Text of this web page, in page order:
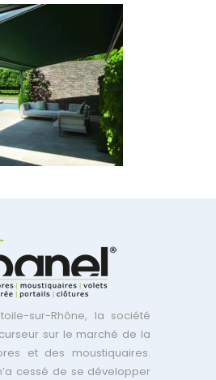
sur-Rhône, la société
sur le marché de la
et des moustiquaires.
cessé de se développer